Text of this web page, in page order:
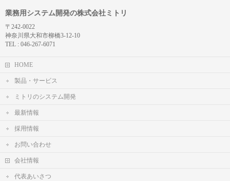
業務用システム開発の株式会社ミトリ
〒242-0022
神奈川県大和市柳橋3-12-10
TEL : 046-267-6071
HOME
製品・サービス
ミトリのシステム開発
最新情報
採用情報
お問い合わせ
会社情報
代表あいさつ